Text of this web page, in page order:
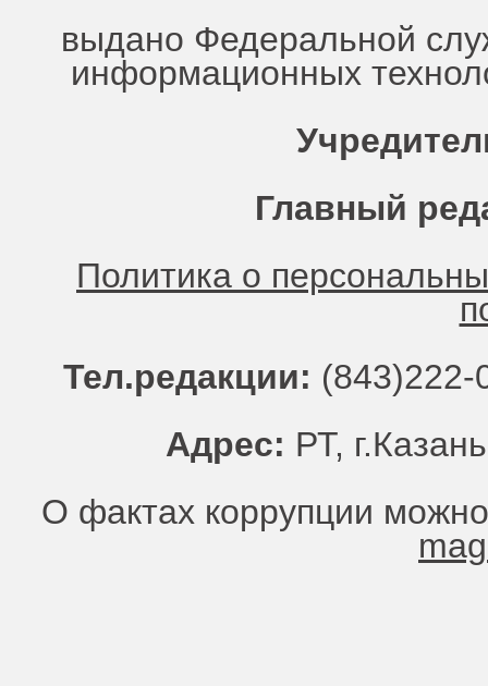
выдано Федеральной
информационных
Главный
Политика о
Тел.редакции:
Адрес: РТ,
О фактах коррупции